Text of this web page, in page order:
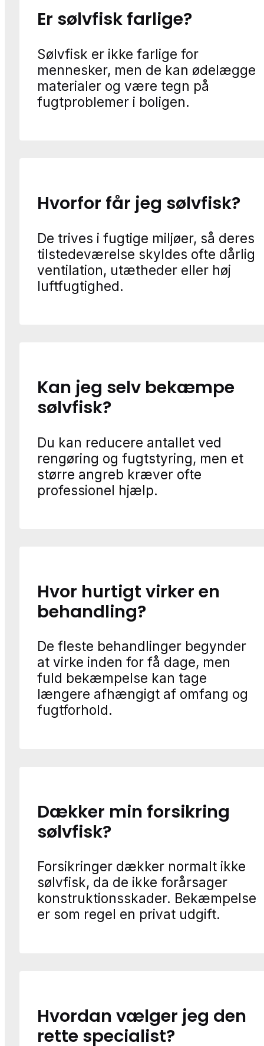
Er sølvfisk farlige?
Sølvfisk er ikke farlige for
mennesker, men de kan ødelægge
materialer og være tegn på
fugtproblemer i boligen.
Hvorfor får jeg sølvfisk?
De trives i fugtige miljøer, så deres
tilstedeværelse skyldes ofte dårlig
ventilation, utætheder eller høj
luftfugtighed.
Kan jeg selv bekæmpe
sølvfisk?
Du kan reducere antallet ved
rengøring og fugtstyring, men et
større angreb kræver ofte
professionel hjælp.
Hvor hurtigt virker en
behandling?
De fleste behandlinger begynder
at virke inden for få dage, men
fuld bekæmpelse kan tage
længere afhængigt af omfang og
fugtforhold.
Dækker min forsikring
sølvfisk?
Forsikringer dækker normalt ikke
sølvfisk, da de ikke forårsager
konstruktionsskader. Bekæmpelse
er som regel en privat udgift.
Hvordan vælger jeg den
rette specialist?